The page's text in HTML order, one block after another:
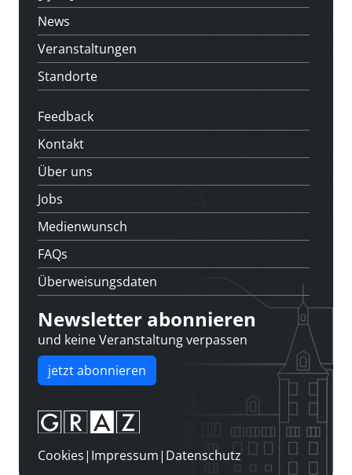
News
Veranstaltungen
Standorte
Feedback
Kontakt
Über uns
Jobs
Medienwunsch
FAQs
Überweisungsdaten
Newsletter abonnieren
und keine Veranstaltung verpassen
jetzt abonnieren
Cookies| Impressum| Datenschutz